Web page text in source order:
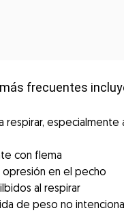
frecuentes
respirar, especialmente
con flema
opresión en el pecho
al respirar
de peso no intencional